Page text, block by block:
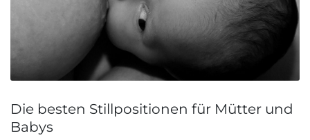
Die besten Stillpositionen für Mütter und
Babys